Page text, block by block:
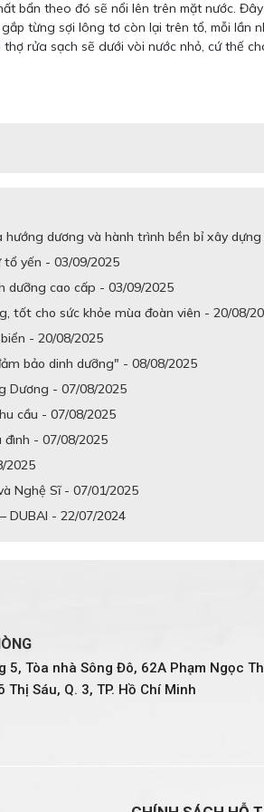
bẩn theo đó sẽ nổi lên trên mặt nước.
từng sợi lông tơ còn lại trên tổ, mỗi lần
rửa sạch sẽ dưới vòi nước nhỏ, cứ thế
dương và hành trình bền bỉ xây
yến - 03/09/2025
dưỡng cao cấp - 03/09/2025
tốt cho sức khỏe mùa đoàn viên - 20/08/
- 20/08/2025
bảo dinh dưỡng" - 08/08/2025
Dương - 07/08/2025
cầu - 07/08/2025
- 07/08/2025
2025
Nghệ Sĩ - 07/01/2025
DUBAI - 22/07/2024
5, Tòa nhà Sông Đô, 62A Phạm Ngọc
Thị Sáu, Q. 3, TP. Hồ Chí Minh